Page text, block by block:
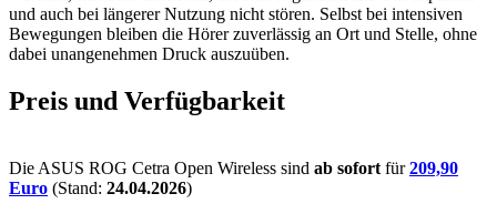
und auch bei längerer Nutzung nicht stören. Selbst bei intensiven
Bewegungen bleiben die Hörer zuverlässig an Ort und Stelle, ohne
dabei unangenehmen Druck auszuüben.
Preis und Verfügbarkeit
Die ASUS ROG Cetra Open Wireless sind ab sofort für209,90
Euro (Stand: 24.04.2026)